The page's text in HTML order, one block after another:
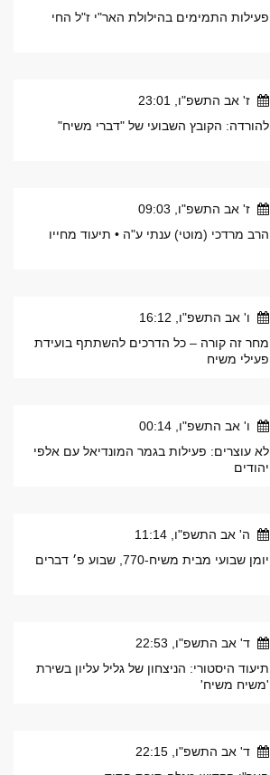
פעילות התמימים בהילולת האר"י ז"ל החי
ז' אב התשפ"ו, 23:01
להורדה: הקובץ השבועי של "דברי משיח"
ז' אב התשפ"ו, 09:03
הרב מרדכי (מוטי) ענתי ע"ה • תיעוד מחייו
ו' אב התשפ"ו, 16:12
מחר זה קורה – כל הדרכים להשתתף בועידת
פעילי משיח
ו' אב התשפ"ו, 00:14
לא עוצרים: פעילות בגמר המונדיאל עם אלפי
יהודים
ה' אב התשפ"ו, 11:14
יומן שבועי מבית משיח-770, שבוע פ׳ דברים
ד' אב התשפ"ו, 22:53
תיעוד היסטורי: הניצחון של גליל עליון בשירת
'משיח משיח'
ד' אב התשפ"ו, 22:15